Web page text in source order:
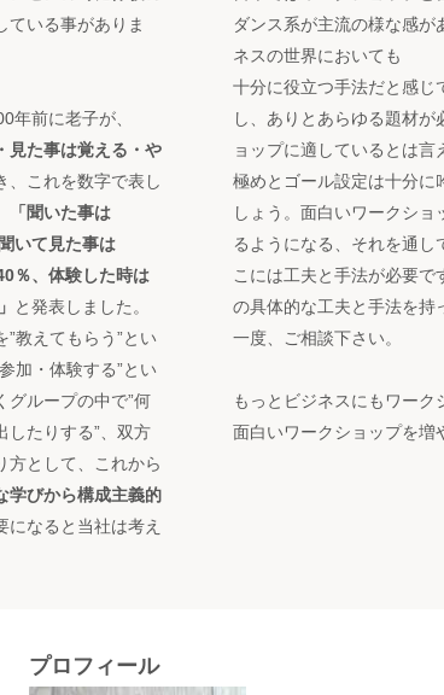
ている事がありま
年前に老子が、
見た事は覚える・や
、これを数字で表し
「聞いた事は
いて見た事は
％、体験した時は
と発表しました 。
教えてもらう”とい
加・体験する”とい
グループの中で”何
したりする”、双方
方として、これから
学びから構成主義的
になると当社は考え
ダンス系が主流の様な感が
ネスの世界においても
十分に役立つ手法だと感じ
し、ありとあらゆる題材が
ョップに適しているとは言
極めとゴール設定は十分に
しょう。面白いワークショ
るようになる、 それを通し
こには工夫と手法が必要で
の具体的な工夫と手法を持
一度、ご相談下さい。
もっとビジネスにもワーク
面白いワークショップを増
プロフィール